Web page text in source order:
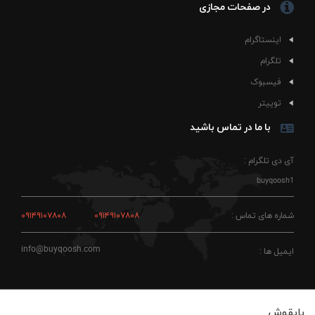
یقه گرد کشباف با فرم راحت و ایست مناسب
دوخت راحت برای استفاده طولانی در طول روز
حمل‌ونقل اروپا حضور پررنگ داشته‌اند. همین ارتباط باعث شده
تیشرت پنبه ای طوسی مان برای کسانی که به فضای رانندگی،
کامیون‌های سنگین و استایل صنعتی علاقه دارند حس
می‌خورد که بیش از حد رسمی نیستند اما همچنان مرتب و
فکرشده دیده می‌شوند. طوسی بودن لباس هم کمک می‌کند تا
بتوانید آن را با کفش کتانی سفید، بوت‌های اسپرت یا حتی
می‌دهد. زمانی که ساعت‌های طولانی بیرون هستید یا در
رفت‌وآمد شهری از لباس استفاده می‌کنید، تنفس‌پذیر بودن
در صفحات مجازی
اینستاگرام
تلگرام
فیسبوک
توییتر
با ما در تماس باشید
آی دی تلگرام :
buyqoosh1
شماره های تماس : ۰۹۱۴۹۱۰۷۸۰۸ ۰۹۱۴۹۱۰۷۸۰۸
ایمیل ها : info@buyqoosh.com
بایقوش